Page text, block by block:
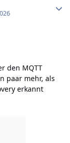
den MQTT
paar mehr, als
erkannt